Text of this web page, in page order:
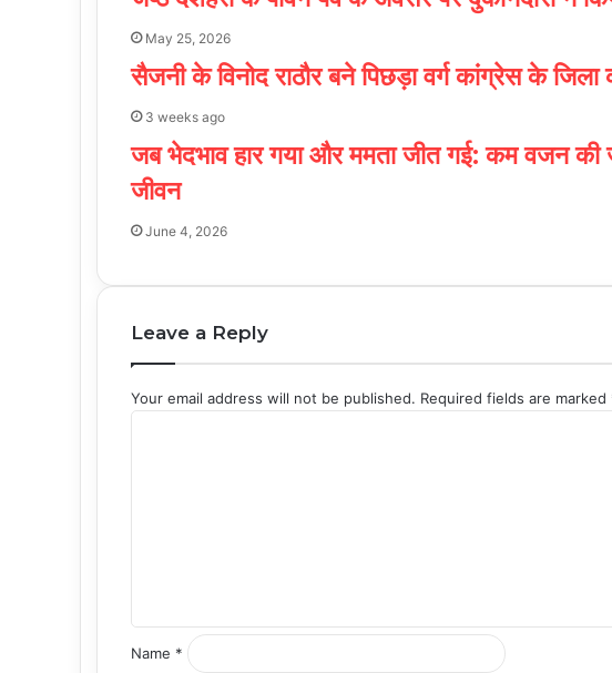
May 25, 2026
सैजनी के विनोद राठौर बने पिछड़ा वर्ग कांग्रेस के जिला
3 weeks ago
जब भेदभाव हार गया और ममता जीत गई: कम वजन की
जीवन
June 4, 2026
Leave a Reply
Your email address will not be published. Required fields are marked
Name *